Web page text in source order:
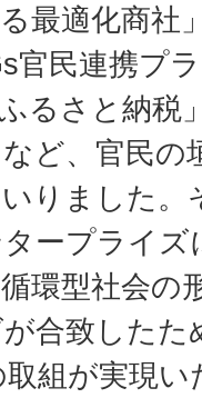
最適化商社
官民連携プ
るさと納税
ど、官民の
りました。
ープライズ
環型社会の
合致したた
組が実現